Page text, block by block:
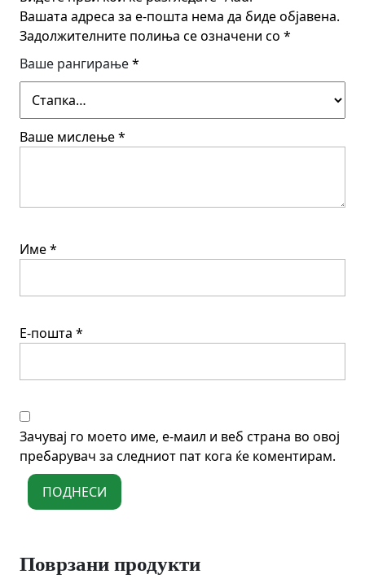
Вашата адреса за е-пошта нема да биде објавена.
Задолжителните полиња се означени со *
Ваше рангирање*
Ваше мислење*
Име*
Е-пошта *
Зачувај го моето име, е-маил и веб страна во овој
пребарувач за следниот пат кога ќе коментирам.
Поврзани продукти